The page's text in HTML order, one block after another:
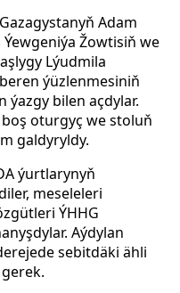
Adam
Žowtisiň we
Lýudmila
ýüzlenmesiniň
ýazgy bilen açdylar.
oturgyç we stoluň
galdyryldy.
ýurtlarynyň
meseleleri
ÝHHG
Aýdylan
sebitdäki ähli